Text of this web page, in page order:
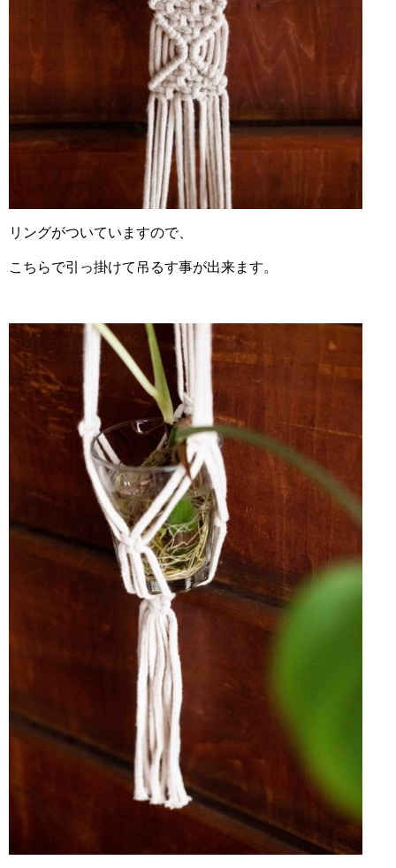
リングがついていますので、
こちらで引っ掛けて吊るす事が出来ます。